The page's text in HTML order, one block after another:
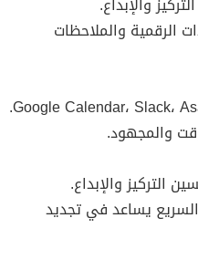
الرقمية والملاحظات
والمجهود.
التركيز والإبداع.
السريع يساعد في تجديد